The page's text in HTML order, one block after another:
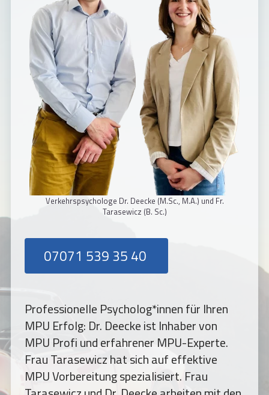
Verkehrspsychologe Dr. Deecke (M.Sc., M.A.) und Fr.
Tarasewicz (B. Sc.)
07071 539 35 40
Professionelle Psycholog*innen für Ihren
MPU Erfolg: Dr. Deecke ist Inhaber von
MPU Profi und erfahrener MPU-Experte.
FrauTarasewiczhat sich auf effektive
MPU Vorbereitung spezialisiert. Frau